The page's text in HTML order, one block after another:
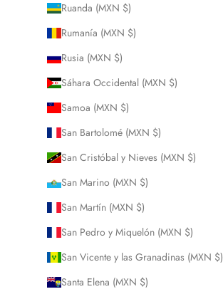
Ruanda (MXN $)
Rumanía (MXN $)
Rusia (MXN $)
Sáhara Occidental (MXN $)
Samoa (MXN $)
San Bartolomé (MXN $)
San Cristóbal y Nieves (MXN $)
San Marino (MXN $)
San Martín (MXN $)
San Pedro y Miquelón (MXN $)
San Vicente y las Granadinas (MXN $)
Santa Elena (MXN $)